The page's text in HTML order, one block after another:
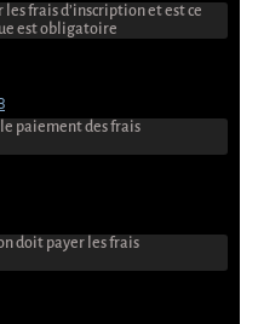
les frais d’inscription et est ce
est obligatoire
paiement des frais
doit payer les frais